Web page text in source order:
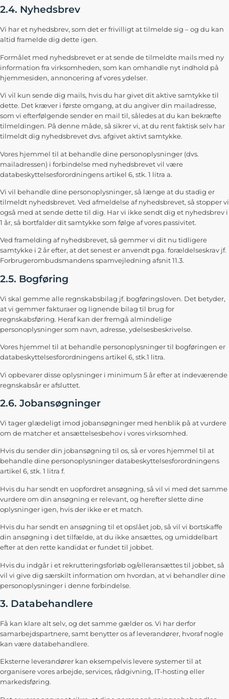
2.4. Nyhedsbrev
Vi har et nyhedsbrev, som det er frivilligt at tilmelde sig – og du kan
altid framelde dig dette igen.
Formålet med nyhedsbrevet er at sende de tilmeldte mails med ny
information fra virksomheden, som kan omhandle nyt indhold på
hjemmesiden, annoncering af vores ydelser.
Vi vil kun sende dig mails, hvis du har givet dit aktive samtykke til
dette. Det kræver i første omgang, at du angiver din mailadresse,
som vi efterfølgende sender en mail til, således at du kan bekræfte
tilmeldingen. På denne måde, så sikrer vi, at du rent faktisk selv har
tilmeldt dig nyhedsbrevet dvs. afgivet aktivt samtykke.
Vores hjemmel til at behandle dine personoplysninger (dvs.
mailadressen) i forbindelse med nyhedsbrevet vil være
databeskyttelsesforordningens artikel 6, stk. 1 litra a.
Vi vil behandle dine personoplysninger, så længe at du stadig er
tilmeldt nyhedsbrevet. Ved afmeldelse af nyhedsbrevet, så stopper vi
også med at sende dette til dig. Har vi ikke sendt dig et nyhedsbrev i
1 år, så bortfalder dit samtykke som følge af vores passivitet.
Ved framelding af nyhedsbrevet, så gemmer vi dit nu tidligere
samtykke i 2 år efter, at det senest er anvendt pga. forældelseskrav jf.
Forbrugerombudsmandens spamvejledning afsnit 11.3.
2.5. Bogføring
Vi skal gemme alle regnskabsbilag jf. bogføringsloven. Det betyder,
at vi gemmer fakturaer og lignende bilag til brug for
regnskabsføring. Heraf kan der fremgå almindelige
personoplysninger som navn, adresse, ydelsesbeskrivelse.
Vores hjemmel til at behandle personoplysninger til bogføringen er
databeskyttelsesforordningens artikel 6, stk.1 litra.
Vi opbevarer disse oplysninger i minimum 5 år efter at indeværende
regnskabsår er afsluttet.
2.6. Jobansøgninger
Vi tager glædeligt imod jobansøgninger med henblik på at vurdere
om de matcher et ansættelsesbehov i vores virksomhed.
Hvis du sender din jobansøgning til os, så er vores hjemmel til at
behandle dine personoplysninger databeskyttelsesforordningens
artikel 6, stk. 1 litra f.
Hvis du har sendt en uopfordret ansøgning, så vil vi med det samme
vurdere om din ansøgning er relevant, og herefter slette dine
oplysninger igen, hvis der ikke er et match.
Hvis du har sendt en ansøgning til et opslået job, så vil vi bortskaffe
din ansøgning i det tilfælde, at du ikke ansættes, og umiddelbart
efter at den rette kandidat er fundet til jobbet.
Hvis du indgår i et rekrutteringsforløb og/elleransættes til jobbet, så
vil vi give dig særskilt information om hvordan, at vi behandler dine
personoplysninger i denne forbindelse.
3. Databehandlere
Få kan klare alt selv, og det samme gælder os. Vi har derfor
samarbejdspartnere, samt benytter os af leverandører, hvoraf nogle
kan være databehandlere.
Eksterne leverandører kan eksempelvis levere systemer til at
organisere vores arbejde, services, rådgivning, IT-hosting eller
markedsføring.